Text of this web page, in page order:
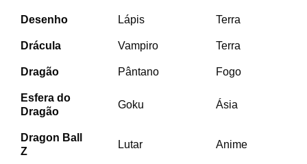
Desenho Lápis Terra
Drácula Vampiro Terra
Dragão Pântano Fogo
Esfera do
Dragão
Goku Ásia
Dragon Ball
Z
Lutar Anime